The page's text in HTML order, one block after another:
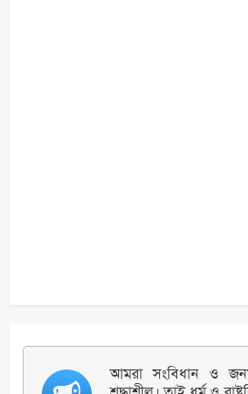
আমরা সংবিধান ও